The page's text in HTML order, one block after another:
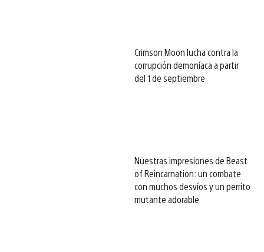
Crimson Moon lucha contra la
corrupción demoníaca a partir
del 1 de septiembre
Nuestras impresiones de Beast
of Reincarnation: un combate
con muchos desvíos y un perrito
mutante adorable